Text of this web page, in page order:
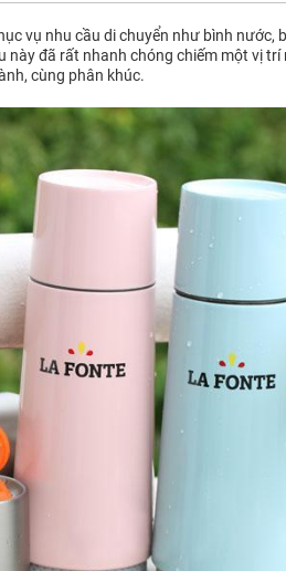
vụ nhu cầu di chuyển như bình nước,
đã rất nhanh chóng chiếm một vị
cùng phân khúc.